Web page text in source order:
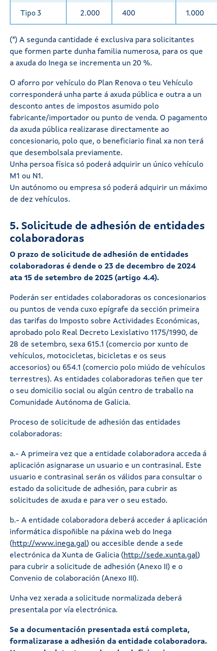
Tipo 3 2.000 400 1.000
(*) A segunda cantidade é exclusiva para solicitantes
que formen parte dunha familia numerosa, para os que
a axuda do Inega se incrementa un 20 %.
O aforro por vehículo do Plan Renova o teu Vehículo
corresponderá unha parte á axuda pública e outra a un
desconto antes de impostos asumido polo
fabricante/importador ou punto de venda. O pagamento
da axuda pública realizarase directamente ao
concesionario, polo que, o beneficiario final xa non terá
que desembolsala previamente.
Unha persoa física só poderá adquirir un único vehículo
M1 ou N1.
Un autónomo ou empresa só poderá adquirir un máximo
de dez vehículos.
5. Solicitude de adhesión de entidades
colaboradoras
O prazo de solicitude de adhesión de entidades
colaboradoras é dende o 23 de decembro de 2024
ata 15 de setembro de 2025 (artigo 4.4).
Poderán ser entidades colaboradoras os concesionarios
ou puntos de venda cuxo epígrafe da sección primeira
das tarifas do Imposto sobre Actividades Económicas,
aprobado polo Real Decreto Lexislativo 1175/1990, de
28 de setembro, sexa 615.1 (comercio por xunto de
vehículos, motocicletas, bicicletas e os seus
accesorios) ou 654.1 (comercio polo miúdo de vehículos
terrestres). As entidades colaboradoras teñen que ter
o seu domicilio social ou algún centro de traballo na
Comunidade Autónoma de Galicia.
Proceso de solicitude de adhesión das entidades
colaboradoras:
a.- A primeira vez que a entidade colaboradora acceda á
aplicación asignarase un usuario e un contrasinal. Este
usuario e contrasinal serán os válidos para consultar o
estado da solicitude de adhesión, para cubrir as
solicitudes de axuda e para ver o seu estado.
b.- A entidade colaboradora deberá acceder á aplicación
informática dispoñible na páxina web do Inega
(http://www.inega.gal) ou accesible dende a sede
electrónica da Xunta de Galicia (http://sede.xunta.gal)
para cubrir a solicitude de adhesión (Anexo II) e o
Convenio de colaboración (Anexo III).
Unha vez xerada a solicitude normalizada deberá
presentala por vía electrónica.
Se a documentación presentada está completa,
formalizarase a adhesión da entidade colaboradora.